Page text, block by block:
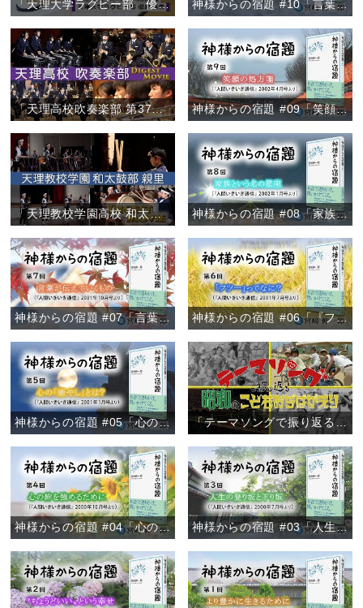
「天理大学ラグビー部 優勝報告」 神様からの宿題 #10「言葉の代わりに……」
「天理高校吹奏楽部 第37回定期演奏会/ファイナル・コンサート2020ダイジェスト」 神様からの宿題 #09「笑顔の処方箋」
「天理教校学園高校 和太鼓部親里 定期演奏会ダイジェスト」 神様からの宿題 #08「家族という名の星座」
神様からの宿題 #07「言葉が伝えていくもの」 神様からの宿題 #06「『フツー』ってなに？」
神様からの宿題 #05「心の『癒やし』とは？」 「テーマソングで振り返る 昭和のこどもおぢばがえり」
神様からの宿題 #04「心の絆を強めるために」 神様からの宿題 #03「人生の登り坂と下り坂」